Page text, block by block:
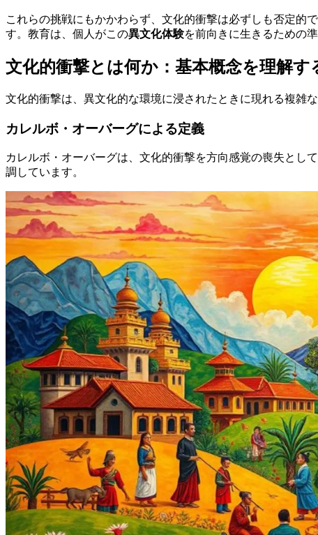
これらの挑戦にもかかわらず、文化的衝撃は必ずしも否定的
す。教育は、個人がこの異文化体験を前向きに生きるための
文化的衝撃とは何か：基本概念を理解す
文化的衝撃は、異文化的な環境に浸されたときに現れる複雑
カレルボ・オーバーグによる定義
カレルボ・オーバーグは、文化的衝撃を方向感覚の喪失とし
調しています。